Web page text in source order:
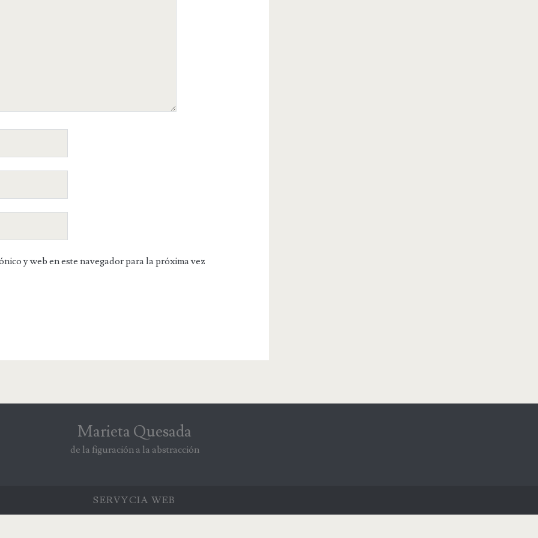
y web en este navegador para la próxima vez
Marieta Quesada
de la figuración a la abstracción
SERVYCIA WEB